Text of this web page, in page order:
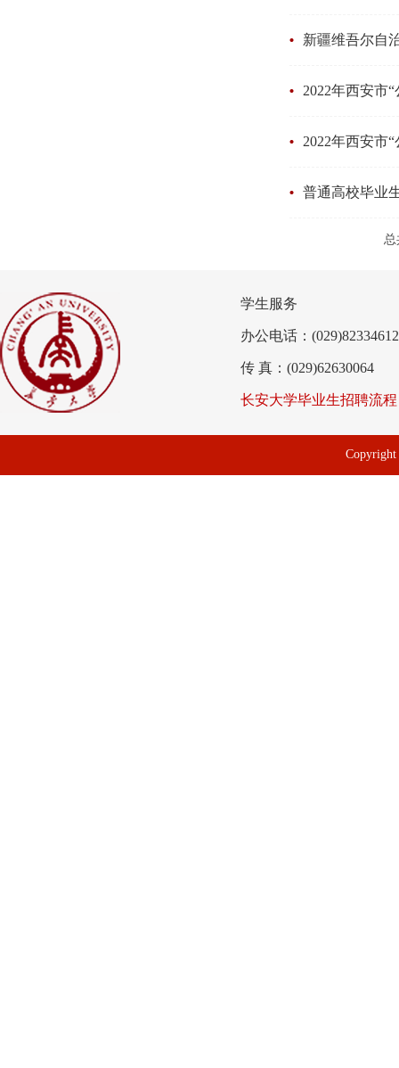
新疆维吾尔自
2022年西安市
2022年西安市
普通高校毕业
学生服务
办公电话：(029)82334612
传 真：(029)62630064
长安大学毕业生招聘流